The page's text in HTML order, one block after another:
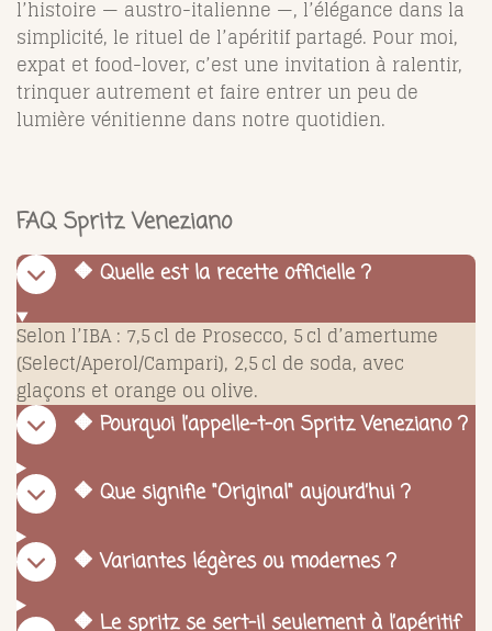
l’histoire — austro-italienne —, l’élégance dans la
simplicité, le rituel de l’apéritif partagé. Pour moi,
expat et food-lover, c’est une invitation à ralentir,
trinquer autrement et faire entrer un peu de
lumière vénitienne dans notre quotidien.
FAQ Spritz Veneziano
🔶 Quelle est la recette officielle ?
Selon l’IBA : 7,5 cl de Prosecco, 5 cl d’amertume
(Select/Aperol/Campari), 2,5 cl de soda, avec
glaçons et orange ou olive.
🔶 Pourquoi l’appelle-t-on Spritz Veneziano ?
🔶 Que signifie "Original" aujourd’hui ?
🔶 Variantes légères ou modernes ?
🔶 Le spritz se sert-il seulement à l’apéritif